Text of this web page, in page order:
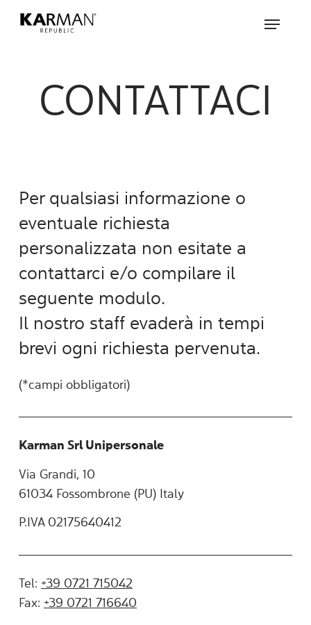
CONTATTACI
Per qualsiasi informazione o
eventuale richiesta
personalizzata non esitate a
contattarci e/o compilare il
seguente modulo.
Il nostro staff evaderà in tempi
brevi ogni richiesta pervenuta.
(*campi obbligatori)
Karman Srl Unipersonale
Via Grandi, 10
61034 Fossombrone (PU) Italy
P.IVA 02175640412
Tel: +39 0721 715042
Fax: +39 0721 716640